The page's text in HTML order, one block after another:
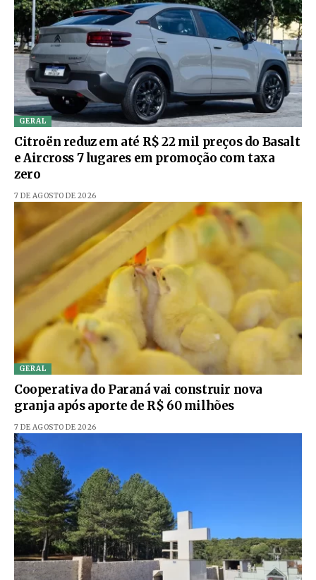
GERAL
Citroën reduz em até R$ 22 mil preços do Basalt
e Aircross 7 lugares em promoção com taxa
zero
7 DE AGOSTO DE 2026
GERAL
Cooperativa do Paraná vai construir nova
granja após aporte de R$ 60 milhões
7 DE AGOSTO DE 2026